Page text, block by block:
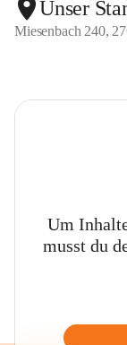
Unser
Miesenbach 240,
Um
musst du